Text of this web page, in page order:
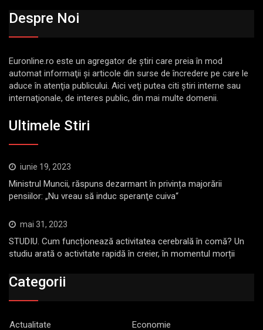
Despre Noi
Euronline.ro este un agregator de ştiri care preia în mod
automat informaţii şi articole din surse de încredere pe care le
aduce în atenţia publicului. Aici veţi putea citi ştiri interne sau
internaţionale, de interes public, din mai multe domenii.
Ultimele Stiri
iunie 19, 2023
Ministrul Muncii, răspuns dezarmant în privința majorării
pensiilor: „Nu vreau să induc speranţe cuiva“
mai 31, 2023
STUDIU. Cum funcționează activitatea cerebrală în comă? Un
studiu arată o activitate rapidă în creier, în momentul morții
Categorii
Actualitate Economie